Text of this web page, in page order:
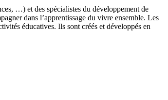
…) et des spécialistes du développement de
dans l’apprentissage du vivre ensemble. Les
éducatives. Ils sont créés et développés en